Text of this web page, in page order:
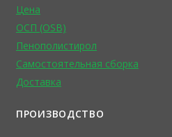
Цена
ОСП (OSB)
Пенополистирол
Самостоятельная сборка
Доставка
ПРОИЗВОДСТВО